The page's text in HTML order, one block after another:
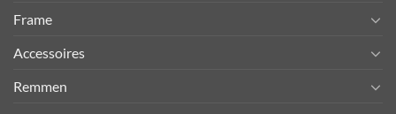
Frame
Accessoires
Remmen